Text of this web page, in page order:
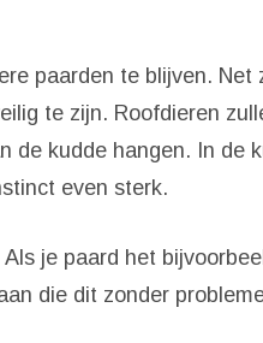
paarden te blijven. Net
te zijn. Roofdieren
de kudde hangen. In de
even sterk.
je paard het
die dit zonder